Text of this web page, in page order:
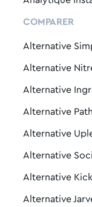
COMPARER
Alternative
Alternative
Alternative
Alternative
Alternative
Alternative
Alternative
Alternative